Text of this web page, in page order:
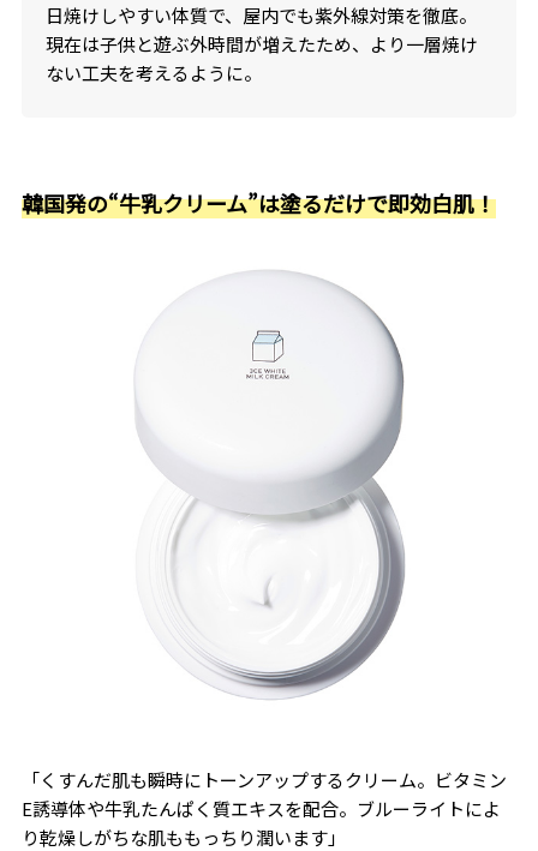
日焼けしやすい体質で、屋内でも紫外線対策を徹底。
現在は子供と遊ぶ外時間が増えたため、より一層焼け
ない工夫を考えるように。
韓国発の“牛乳クリーム”は塗るだけで即効白肌！
「くすんだ肌も瞬時にトーンアップするクリーム。ビタミン
E誘導体や牛乳たんぱく質エキスを配合。ブルーライトによ
り乾燥しがちな肌ももっちり潤います」